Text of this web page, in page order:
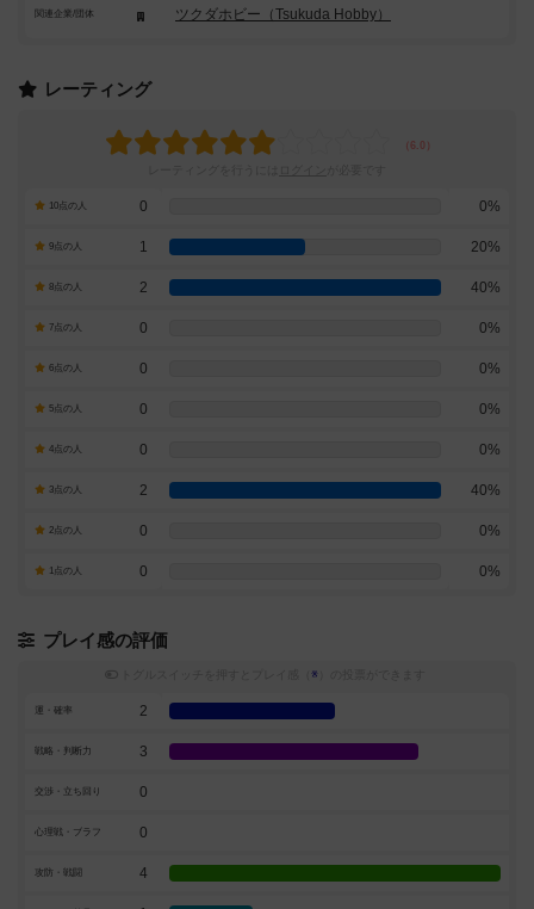
関連企業/団体 ツクダホビー（Tsukuda Hobby）
レーティング
10点の人 0 0%
9点の人 1 20%
8点の人 2 40%
7点の人 0 0%
6点の人 0 0%
5点の人 0 0%
4点の人 0 0%
3点の人 2 40%
2点の人 0 0%
1点の人 0 0%
プレイ感の評価
※
運・確率 2
戦略・判断力 3
交渉・立ち回り 0
心理戦・ブラフ 0
攻防・戦闘 4